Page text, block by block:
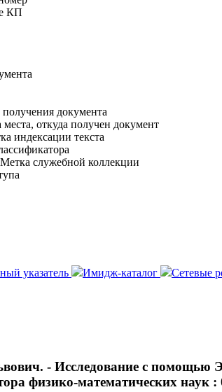
КП
документа
откуда получен документ
индексации текста
служебной коллекции
указатель Имидж-каталог
Сетевые
- Исследование с помощью
физико-математических наук